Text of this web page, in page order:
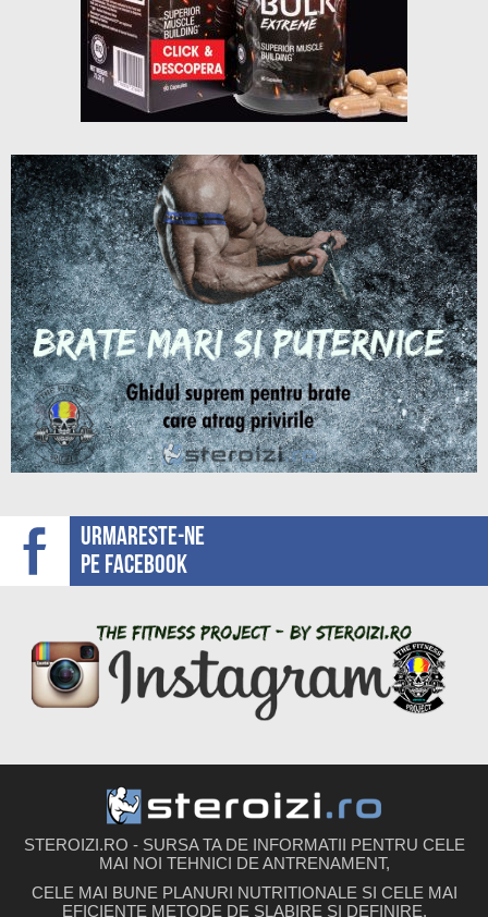
Urmareste-ne
pe facebook
STEROIZI.RO - SURSA TA DE INFORMATII PENTRU CELE
MAI NOI TEHNICI DE ANTRENAMENT,
CELE MAI BUNE PLANURI NUTRITIONALE SI CELE MAI
EFICIENTE METODE DE SLABIRE SI DEFINIRE.